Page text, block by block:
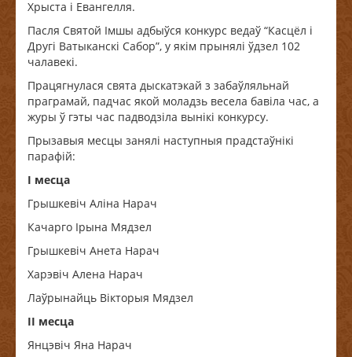
Хрыста і Евангелля.
Пасля Святой Імшы адбыўся конкурс ведаў “Касцёл і
Другі Ватыканскі Сабор”, у якім прынялі ўдзел 102
чалавекі.
Працягнулася свята дыскатэкай з забаўляльнай
праграмай, падчас якой моладзь весела бавіла час, а
журы ў гэты час падводзіла вынікі конкурсу.
Прызавыя месцы занялі наступныя прадстаўнікі
парафій:
І месца
Грышкевіч Аліна Нарач
Качарго Ірына Мядзел
Грышкевіч Анета Нарач
Харэвіч Алена Нарач
Лаўрынайць Вікторыя Мядзел
ІІ месца
Янцэвіч Яна Нарач